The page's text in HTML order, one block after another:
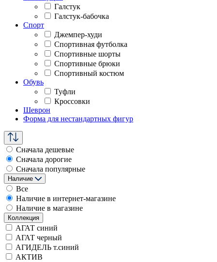
Галстук
Галстук-бабочка
Спорт
Джемпер-худи
Спортивная футболка
Спортивные шорты
Спортивные брюки
Спортивный костюм
Обувь
Туфли
Кроссовки
Шеврон
Форма для нестандартных фигур
Сначала дешевые
Сначала дорогие
Сначала популярные
Наличие
Все
Наличие в интернет-магазине
Наличие в магазине
Коллекция
АГАТ синий
АГАТ черный
АГИДЕЛЬ т.синий
АКТИВ